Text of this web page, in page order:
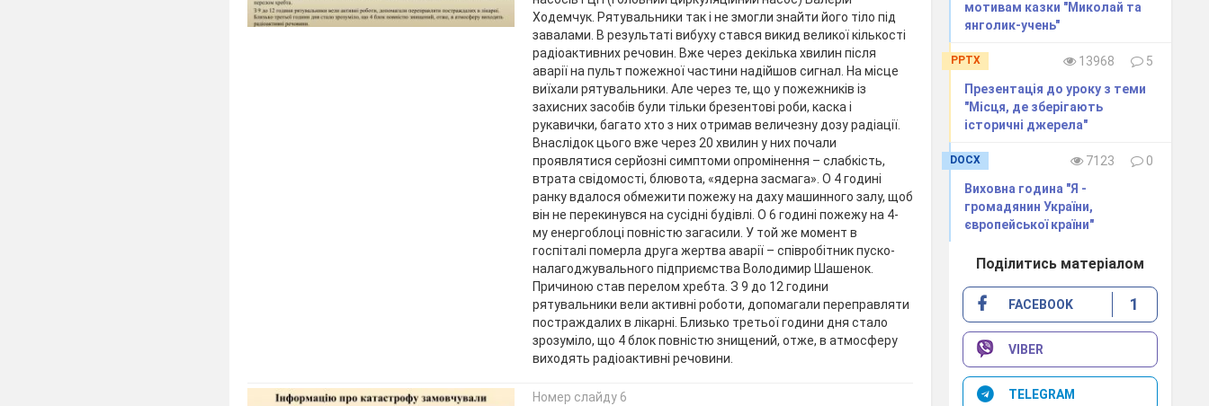
Ходемчук. Рятувальники так і не змогли знайти його тіло під
завалами. В результаті вибуху стався викид великої кількості
радіоактивних речовин. Вже через декілька хвилин після
аварії на пульт пожежної частини надійшов сигнал. На місце
виїхали рятувальники. Але через те, що у пожежників із
захисних засобів були тільки брезентові роби, каска і
рукавички, багато хто з них отримав величезну дозу радіації.
Внаслідок цього вже через 20 хвилин у них почали
проявлятися серйозні симптоми опромінення – слабкість,
втрата свідомості, блювота, «ядерна засмага». О 4 годині
ранку вдалося обмежити пожежу на даху машинного залу, щоб
він не перекинувся на сусідні будівлі. О 6 годині пожежу на 4-
му енергоблоці повністю загасили. У той же момент в
госпіталі померла друга жертва аварії – співробітник пуско-
налагоджувального підприємства Володимир Шашенок.
Причиною став перелом хребта. З 9 до 12 години
рятувальники вели активні роботи, допомагали переправляти
постраждалих в лікарні. Близько третьої години дня стало
зрозуміло, що 4 блок повністю знищений, отже, в атмосферу
виходять радіоактивні речовини.
Номер слайду 6
мотивам казки "Миколай та
янголик-учень"
PPTX 13968
5
Презентація до уроку з теми
"Місця, де зберігають
історичні джерела"
DOCX 7123
0
Виховна година "Я -
громадянин України,
європейської країни"
Поділитись матеріалом
FACEBOOK 1
VIBER
TELEGRAM